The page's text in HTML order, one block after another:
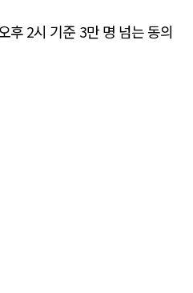
후 2시 기준 3만 명 넘는 동의